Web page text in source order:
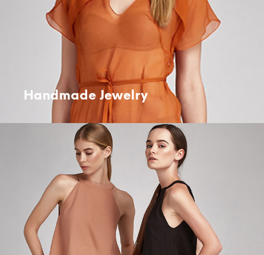
Handmade Jewelry